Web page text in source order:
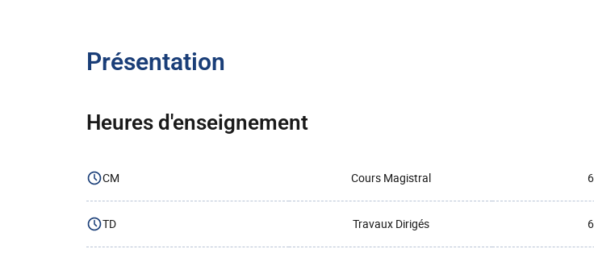
Présentation
Heures d'enseignement
CM Cours Magistral
TD Travaux Dirigés